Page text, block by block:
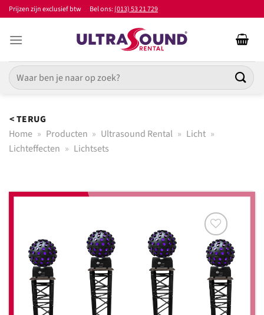
Ga
naar
inhoud
Prijzen zijn exclusief btw Bel ons:(013) 53 21 729
Zoeken
naar:
< TERUG
Home » Producten » Ultrasound Rental » Licht »
Lichteffecten » Lichtsets
Toevoegen
aan
verlanglijst